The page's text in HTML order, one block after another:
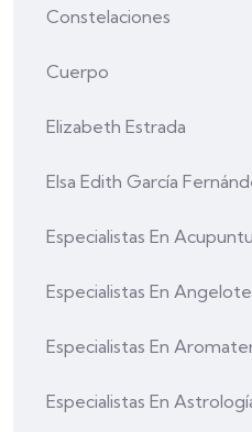
Constelaciones
Cuerpo
Elizabeth Estrada
Elsa Edith García
Especialistas En
Especialistas En
Especialistas En
Especialistas En